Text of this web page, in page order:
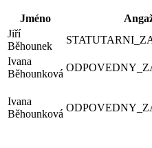
Jméno
Jiří
Běhounek
Ivana
Běhounková
Ivana
Běhounková